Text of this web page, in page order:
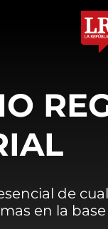
de
en la